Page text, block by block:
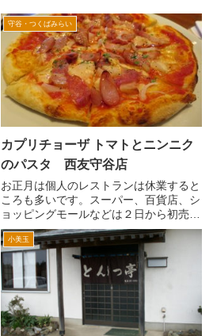
ろご案内がでていて、楽しいです。 調
味料が、きれいにおいてあ...
守谷・つくばみらい
カプリチョーザ トマトとニンニク
のパスタ 西友守谷店
お正月は個人のレストランは休業すると
ころも多いです。スーパー、百貨店、シ
ョッピングモールなどは２日から初売
り、福袋の販売をするためやってます。
そのためそこに併設しているレストラン
もやってます。 茨城県守谷市にある
西友を核にした施設「楽市」...
小美玉